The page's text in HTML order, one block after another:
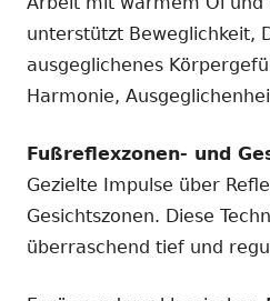
unterstützt Beweglichkeit,
ausgeglichenes
Harmonie,
Fußreflexzonen- und
Gezielte Impulse über
Gesichtszonen. Diese
überraschend tief und